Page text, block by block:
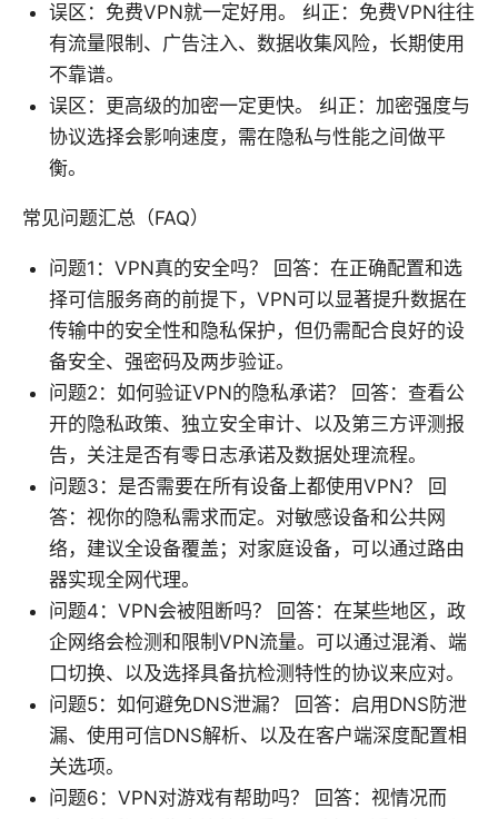
误区：免费VPN就一定好用。 纠正：免费VPN往往
有流量限制、广告注入、数据收集风险，长期使用
不靠谱。
误区：更高级的加密一定更快。 纠正：加密强度与
协议选择会影响速度，需在隐私与性能之间做平
衡。
常见问题汇总（FAQ）
问题1：VPN真的安全吗？ 回答：在正确配置和选
择可信服务商的前提下，VPN可以显著提升数据在
传输中的安全性和隐私保护，但仍需配合良好的设
备安全、强密码及两步验证。
问题2：如何验证VPN的隐私承诺？ 回答：查看公
开的隐私政策、独立安全审计、以及第三方评测报
告，关注是否有零日志承诺及数据处理流程。
问题3：是否需要在所有设备上都使用VPN？ 回
答：视你的隐私需求而定。对敏感设备和公共网
络，建议全设备覆盖；对家庭设备，可以通过路由
器实现全网代理。
问题4：VPN会被阻断吗？ 回答：在某些地区，政
企网络会检测和限制VPN流量。可以通过混淆、端
口切换、以及选择具备抗检测特性的协议来应对。
问题5：如何避免DNS泄漏？ 回答：启用DNS防泄
漏、使用可信DNS解析、以及在客户端深度配置相
关选项。
问题6：VPN对游戏有帮助吗？ 回答：视情况而